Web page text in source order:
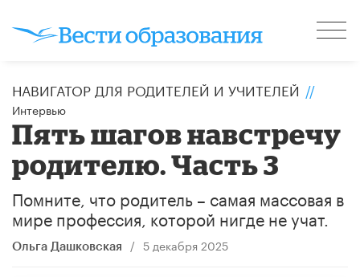
НАВИГАТОР ДЛЯ РОДИТЕЛЕЙ И УЧИТЕЛЕЙ //
Интервью
Пять шагов навстречу
родителю. Часть 3
Помните, что родитель – самая массовая в
мире профессия, которой нигде не учат.
Ольга Дашковская / 5 декабря 2025